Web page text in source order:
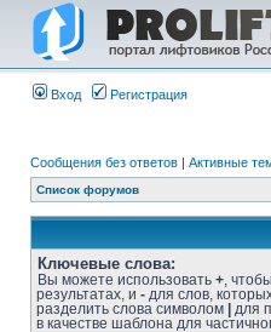
Вход Регистрация
Сообщения без ответов | Активные
Список форумов
Ключевые слова:
Вы можете использовать + ,
результатах, и - для слов,
разделить слова символом
для
в качестве шаблона для